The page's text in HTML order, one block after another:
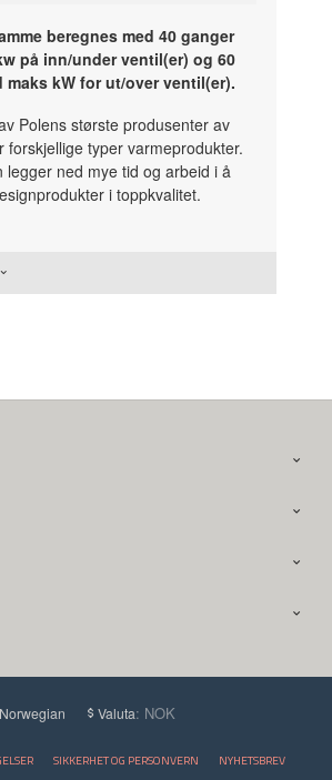
beregnes med 40 ganger
på inn/under ventil(er) og 60
maks kW for ut/over ventil(er).
Polens største produsenter av
forskjellige typer varmeprodukter.
legger ned mye tid og arbeid i å
i toppkvalitet.
Norwegian Valuta: NOK
SIKKERHET OG PERSONVERN NYHETSBREV